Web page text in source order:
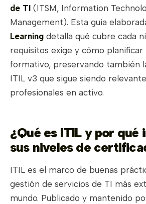
de TI (ITSM, Information
Management). Esta guía
Learning detalla qué cubre cada
requisitos exige y cómo
formativo, preservando también
ITIL v3 que sigue siendo
profesionales en activo.
¿Qué es ITIL y por qué
sus niveles de
ITIL es el marco de buenas
gestión de servicios de TI más
mundo. Publicado y mantenido